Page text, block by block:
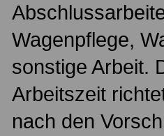
Wagenpflege,
sonstige Arbeit.
Arbeitszeit
nach den